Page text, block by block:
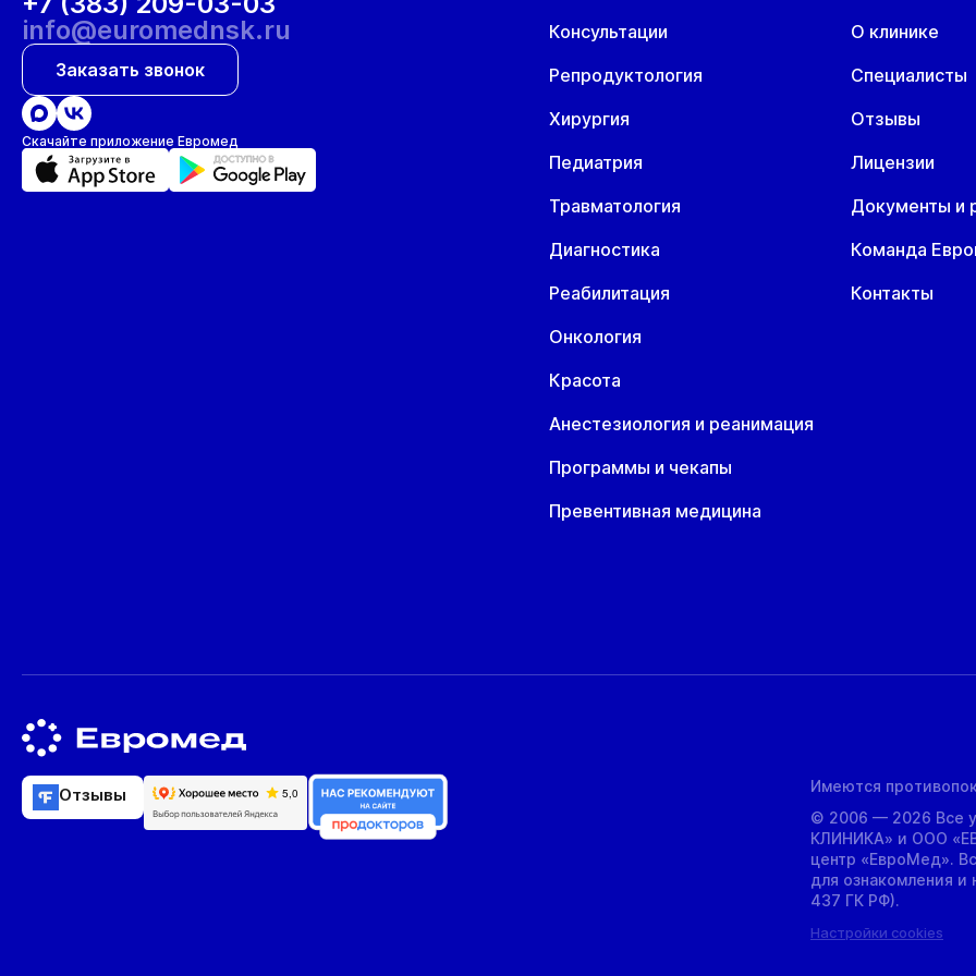
info@euromednsk.ru
Заказать звонок
Скачайте приложение Евромед
Консультации
Репродуктология
Хирургия
Педиатрия
Травматология
Диагностика
Реабилитация
Онкология
Красота
Анестезиология и реанимация
Программы и чекапы
Превентивная медицина
О клинике
Специалисты
Отзывы
Лицензии
Документы и
Команда
Контакты
Отзывы
Имеются
© 2006 — 2026 Все
КЛИНИКА» и ООО
центр «ЕвроМед».
для ознакомления и
437 ГК РФ).
Настройки cookies